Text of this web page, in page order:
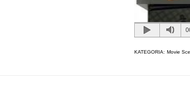
KATEGORIA: Movie